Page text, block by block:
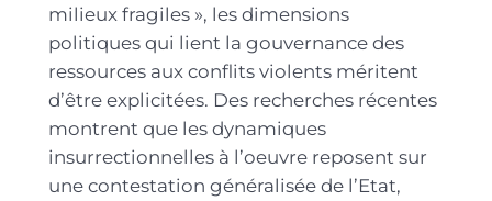
milieux fragiles », les dimensions
politiques qui lient la gouvernance des
ressources aux conflits violents méritent
d’être explicitées. Des recherches récentes
montrent que les dynamiques
insurrectionnelles à l’oeuvre reposent sur
une contestation généralisée de l’Etat,